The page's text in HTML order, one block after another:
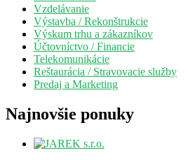
Vzdelávanie
Výstavba / Rekonštrukcie
Výskum trhu a zákazníkov
Účtovníctvo / Financie
Telekomunikácie
Reštaurácia / Stravovacie služby
Predaj a Marketing
Najnovšie ponuky